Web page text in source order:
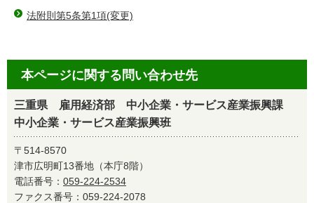
法附則第5条第1項(変更)
本ページに関する問い合わせ先
三重県 雇用経済部 中小企業・サービス産業振興課
中小企業・サービス産業振興班
〒514-8570
津市広明町13番地（本庁8階）
電話番号： 059-224-2534
ファクス番号：059-224-2078